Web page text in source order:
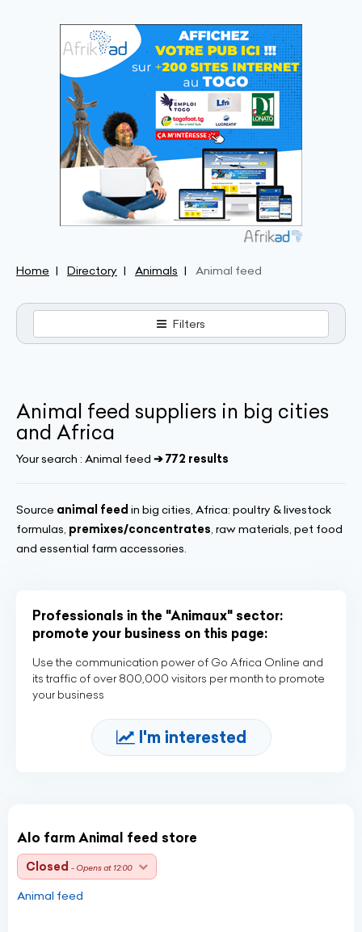
Home Directory Animals Animal feed
Filters
Animal feed suppliers in big cities
and Africa
Your search : Animal feed ➔ 772 results
Source animal feed in big cities, Africa: poultry & livestock
formulas, premixes/concentrates, raw materials, pet food
and essential farm accessories.
Professionals in the "Animaux" sector:
promote your business on this page:
Use the communication power of Go Africa Online and
its traffic of over 800,000 visitors per month to promote
your business
I'm interested
Alo farm Animal feed store
Closed - Opens at 12:00
Animal feed